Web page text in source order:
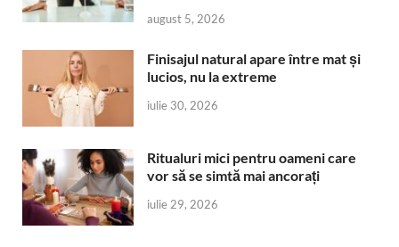
august 5, 2026
Finisajul natural apare între mat și
lucios, nu la extreme
iulie 30, 2026
Ritualuri mici pentru oameni care
vor să se simtă mai ancorați
iulie 29, 2026